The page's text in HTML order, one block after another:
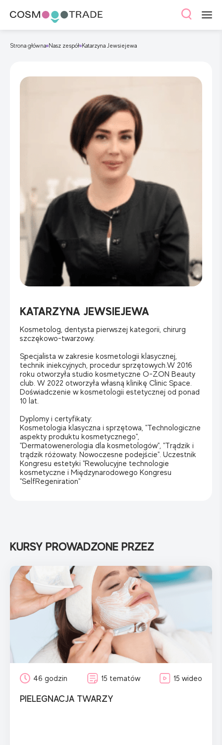
Strona główna Nasz zespół Katarzyna Jewsiejewa
KATARZYNA JEWSIEJEWA
Kosmetolog, dentysta pierwszej kategorii, chirurg
szczękowo-twarzowy.
Specjalista w zakresie kosmetologii klasycznej,
technik iniekcyjnych, procedur sprzętowych.W 2016
roku otworzyła studio kosmetyczne O-ZON Beauty
club. W 2022 otworzyła własną klinikę Clinic Space.
Doświadczenie w kosmetologii estetycznej od ponad
10 lat.
Dyplomy i certyfikaty:
Kosmetologia klasyczna i sprzętowa, "Technologiczne
aspekty produktu kosmetycznego",
"Dermatowenerologia dla kosmetologów", "Trądzik i
trądzik różowaty. Nowoczesne podejście". Uczestnik
Kongresu estetyki "Rewolucyjne technologie
kosmetyczne i Międzynarodowego Kongresu
"SelfRegeniration"
KURSY PROWADZONE PRZEZ
46 godzin 15 tematów 15 wideo
PIELEGNACJA TWARZY